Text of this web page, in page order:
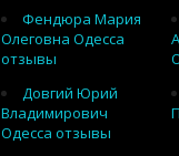
Фендюра Мария
Олеговна Одесса
отзывы
Довгий Юрий
Владимирович
Одесса отзывы